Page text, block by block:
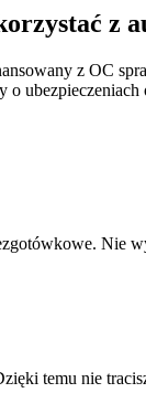
z
z OC
Nie
temu nie